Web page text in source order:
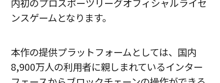
内初のプロスポーツリーグオフィシャルライセ
ンスゲームとなります。
本作の提供プラットフォームとしては、国内
8,900万人の利用者に親しまれているインター